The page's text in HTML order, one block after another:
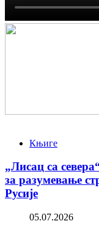
Књиге
„Лисац са
за разумевање
Русије
05.07.2026